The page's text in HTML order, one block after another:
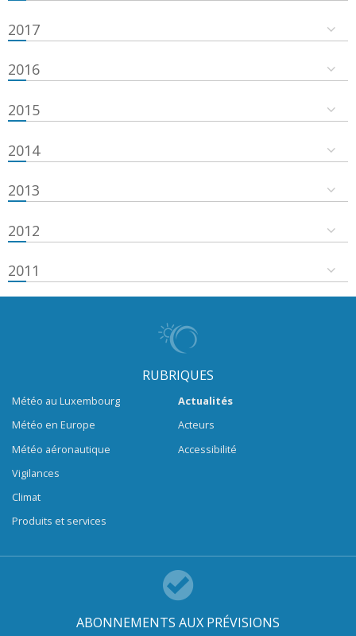
2017
2016
2015
2014
2013
2012
2011
RUBRIQUES
Météo au Luxembourg
Météo en Europe
Météo aéronautique
Vigilances
Climat
Produits et services
Actualités
Acteurs
Accessibilité
ABONNEMENTS AUX PRÉVISIONS